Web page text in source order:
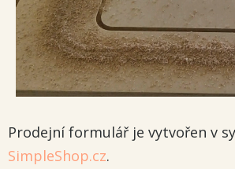
Prodejní formulář je vytvořen v
SimpleShop.cz.